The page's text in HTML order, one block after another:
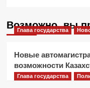
Возможно, вы
Глава государства
Новые
возможности
Глава государства